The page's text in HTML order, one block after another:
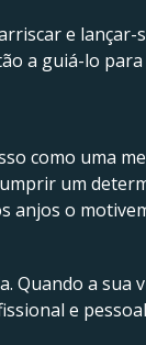
e
a guiá-lo
como uma
um
o
Quando a
e